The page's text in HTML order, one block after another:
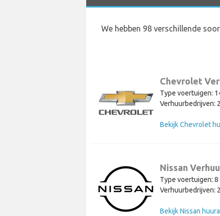
We hebben 98 verschillende
Chevrolet
Type voertuigen:
Verhuurbedrijven:
Bekijk Chevrolet
Nissan
Type voertuigen: 8
Verhuurbedrijven:
Bekijk Nissan